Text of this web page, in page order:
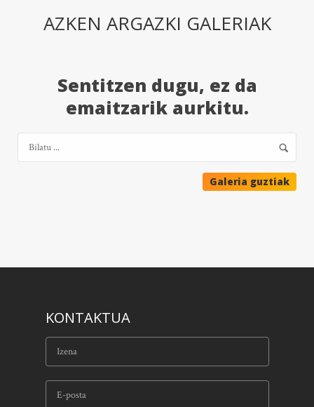
AZKEN ARGAZKI GALERIAK
Sentitzen dugu, ez da
emaitzarik aurkitu.
Galeria guztiak
KONTAKTUA